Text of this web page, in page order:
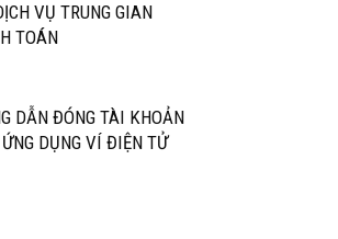
VỤ TRUNG GIAN
TOÁN
DẪN ĐÓNG TÀI KHOẢN
DỤNG VÍ ĐIỆN TỬ